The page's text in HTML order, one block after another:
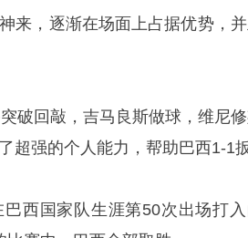
来，逐渐在场面上占据优势，
破回敲，吉马良斯做球，维尼
超强的个人能力，帮助巴西1-1
西国家队生涯第50次出场打